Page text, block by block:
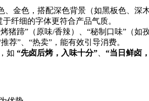
、金色，搭配深色背景（如黑板色、
纤细的字体更符合产品气质。
猪蹄”（原味/香辣）、“秘制口味”（
荐”、“热卖”，能有效引导消费。
如 “先卤后烤，入味十分” “当日鲜卤